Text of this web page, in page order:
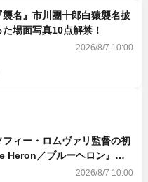
名』市川團十郎白猿襲名披
場面写真10点解禁！
2026/8/7 10:00
ィー・ロムヴァリ監督の初
Heron／ブルーヘロン』
2026/8/7 10:00